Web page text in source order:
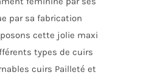
par sa fabrication
cette jolie maxi
types de cuirs
cuirs Pailleté et